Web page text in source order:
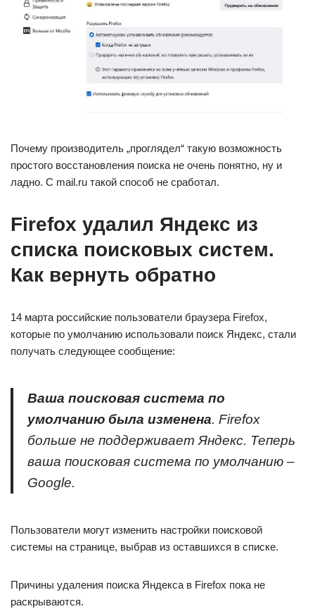
Почему производитель „проглядел“ такую возможность
простого восстановления поиска не очень понятно, ну и
ладно. С mail.ru такой способ не сработал.
Firefox удалил Яндекс из
списка поисковых систем.
Как вернуть обратно
14 марта российские пользователи браузера Firefox,
которые по умолчанию использовали поиск Яндекс, стали
получать следующее сообщение:
Ваша поисковая система по
умолчанию была изменена. Firefox
больше не поддерживает Яндекс. Теперь
ваша поисковая система по умолчанию –
Google.
Пользователи могут изменить настройки поисковой
системы на странице, выбрав из оставшихся в списке.
Причины удаления поиска Яндекса в Firefox пока не
раскрываются.